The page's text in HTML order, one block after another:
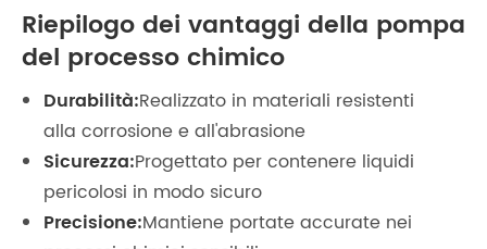
Riepilogo dei vantaggi della pompa
del processo chimico
Durabilità:Realizzato in materiali resistenti
alla corrosione e all'abrasione
Sicurezza:Progettato per contenere liquidi
pericolosi in modo sicuro
Precisione:Mantiene portate accurate nei